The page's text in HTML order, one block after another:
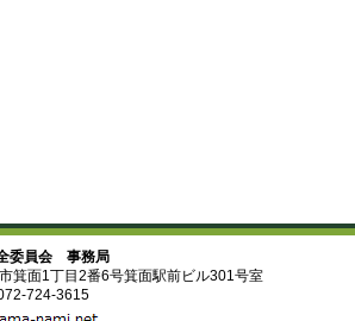
委員会 事務局
箕面1丁目2番6号箕面駅前ビル301号室
724-3615